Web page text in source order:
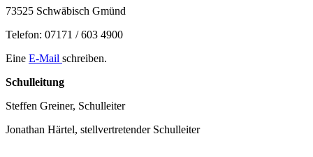
73525 Schwäbisch Gmünd
Telefon: 07171 / 603 4900
Eine E-Mail schreiben.
Schulleitung
Steffen Greiner, Schulleiter
Jonathan Härtel, stellvertretender Schulleiter